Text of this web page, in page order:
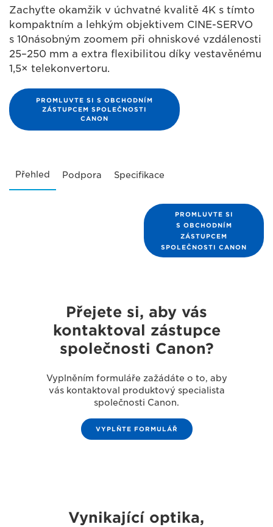
Zachyťte okamžik v úchvatné kvalitě 4K s tímto
kompaktním a lehkým objektivem CINE-SERVO
s 10násobným zoomem při ohniskové vzdálenosti
25–250 mm a extra flexibilitou díky vestavěnému
1,5× telekonvertoru.
PROMLUVTE SI S OBCHODNÍM
ZÁSTUPCEM SPOLEČNOSTI
CANON
Přehled Podpora Specifikace
PROMLUVTE SI
S OBCHODNÍM
ZÁSTUPCEM
SPOLEČNOSTI CANON
Přejete si, aby vás
kontaktoval zástupce
společnosti Canon?
Vyplněním formuláře zažádáte o to, aby
vás kontaktoval produktový specialista
společnosti Canon.
VYPLŇTE FORMULÁŘ
Vynikající optika,